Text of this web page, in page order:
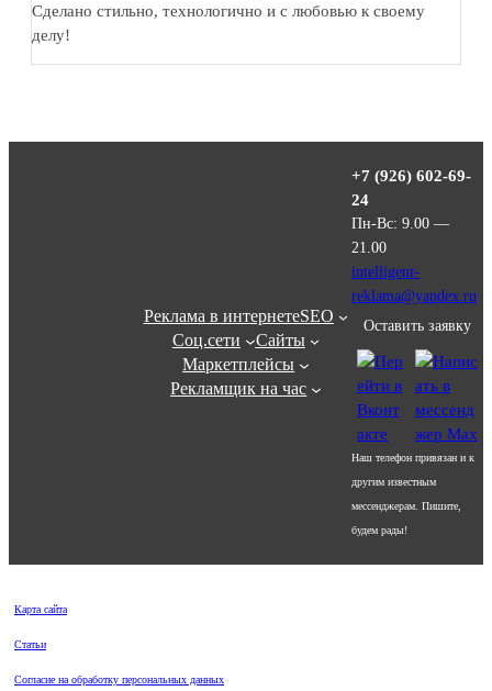
Сделано стильно, технологично и с любовью к своему
делу!
Реклама в интернетеSEO
Соц.сети
Сайты
Маркетплейсы
Рекламщик на час
+7 (926) 602-69-
24
Пн-Вс: 9.00 —
21.00
intelligent-
reklama@yandex.ru
Оставить заявку
Наш телефон привязан и к
другим известным
мессенджерам. Пишите,
будем рады!
Карта сайта
Статьи
Согласие на обработку персональных данных